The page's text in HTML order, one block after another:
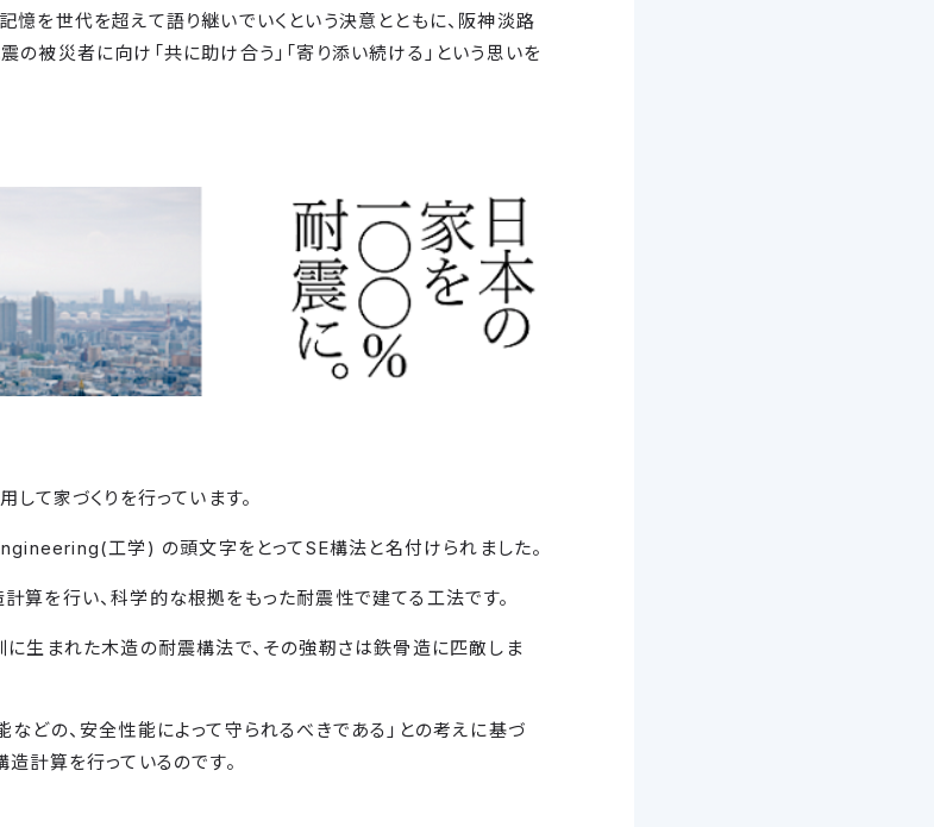
憶を世代を超えて語り継いでいくという決意とともに、阪神淡路
被災者に向け「共に助け合う」「寄り添い続ける」という思いを
て家づくりを行っています。
工学) の頭文字をとってSE構法と名付けられました。
算を行い、科学的な根拠をもった耐震性で建てる工法です。
生まれた木造の耐震構法で、その強靭さは鉄骨造に匹敵しま
どの、安全性能によって守られるべきである」との考えに基づ
計算を行っているのです。